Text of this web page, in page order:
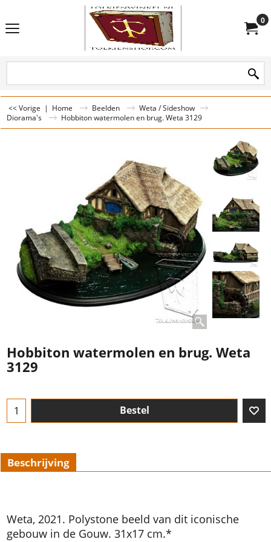
0
<< Vorige | Home Beelden
Weta / Sideshow
Diorama's
Hobbiton watermolen en brug. Weta 3129
Hobbiton watermolen en brug. Weta
3129
Bestel
Beschrijving
Weta, 2021. Polystone beeld van dit iconische
gebouw in de Gouw. 31x17 cm.*